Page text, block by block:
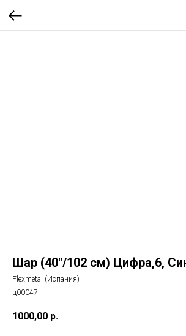
Шар (40''/102 см) Цифра,6,
Flexmetal (Испания)
ц00047
1000,00 р.